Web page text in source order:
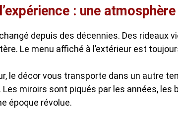
: une
depuis des décennies. Des rideaux
Le menu affiché à l’extérieur est
le décor vous transporte dans un autre
Les miroirs sont piqués par les années,
époque révolue.